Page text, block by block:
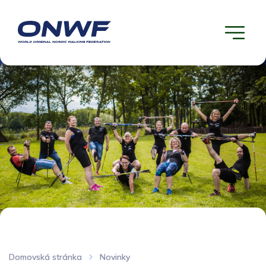
Domovská stránka Novinky